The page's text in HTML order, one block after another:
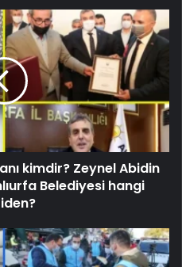
kimdir? Zeynel Abidin
Belediyesi hangi